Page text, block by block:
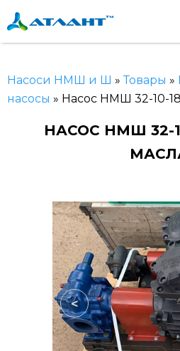
Насоси НМШ и Ш »Товары »
насосы » Насос НМШ 32-10-
НАСОС НМШ 32-
<